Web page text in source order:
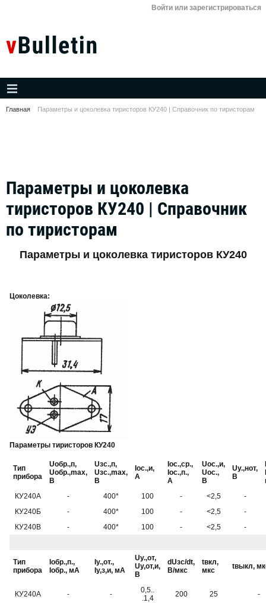
Войти или зарегистрироваться
Главная Параметры и цоколевка тиристоров КУ240 | Справочник по тиристорам
Параметры и цоколевка
тиристоров КУ240 | Справочник
по тиристорам
Параметры и цоколевка тиристоров КУ240
Цоколевка:
Параметры тиристоров КУ240
Тип
прибора
Uобр.,п,
Uобр.,max,
В
Uзс.,п,
Uзс.,max,
В
ос.,и,
А
ос.,ср.,
ос.,п.,
А
Uос.,и,
Uос.,
В
Uу.,нот,
В
КУ240А
- 400* 100 - <2,5
-
КУ240Б
- 400* 100 - <2,5
-
КУ240В
- 400* 100 - <2,5 -
Тип
прибора
обр.,п.,
обр., мА
у.,от.,
у,з,и, мА
Uу.,от,
Uу,от,и,
В
dUзс/dt,
В/мкс
tвкл,
мкс
tвыкл,
КУ240А - -
0,5..
.1,4
200 25 -